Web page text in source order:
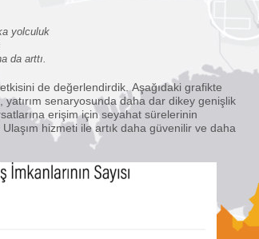
yolculuk
da arttı.
de değerlendirdik. Aşağıdaki grafikte
yatırım senaryosunda daha dar dikey genişlik
erişim için seyahat sürelerinin
hizmeti ile artık daha güvenilir ve daha